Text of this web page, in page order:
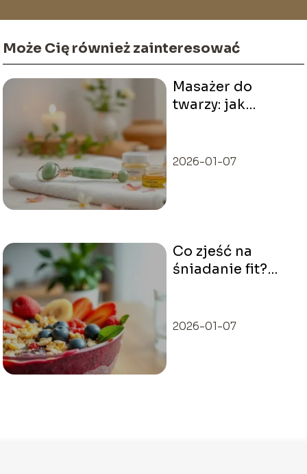
Może Cię również zainteresować
Masażer do
twarzy: jak
efekty?
2026-01-07
Co zjeść na
śniadanie fit?
posiłki
2026-01-07